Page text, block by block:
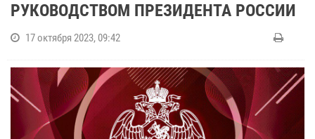
РУКОВОДСТВОМ ПРЕЗИДЕНТА РОССИИ
17 октября 2023, 09:42